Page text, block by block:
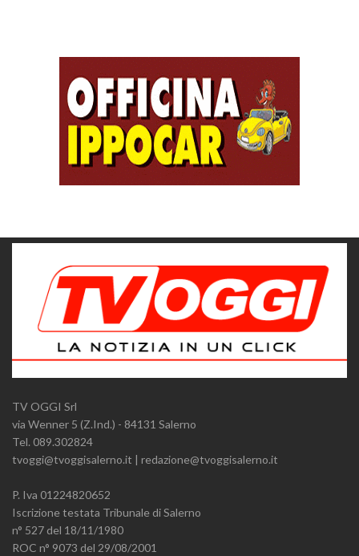
TV OGGI Srl
via Wenner 5 (Z.Ind.) - 84131 Salerno
Tel. 089.302824
tvoggi@tvoggisalerno.it | redazione@tvoggisalerno.it
P. Iva 01224820652
Iscrizione testata Tribunale di Salerno
n° 527 del 18/11/1980
ROC n° 9073 del 29/08/2001